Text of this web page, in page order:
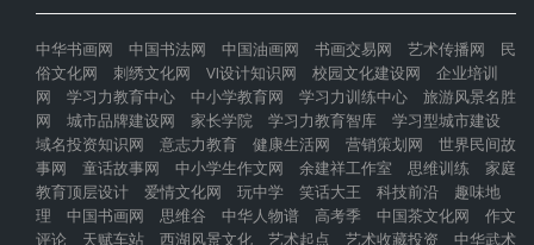
中华书画网 中国书法网 中国油画网 书画交易网 艺术传播网
民
俗文化网
刺绣文化网 VI设计知识网 校园文化建设网
企业培训
网
学习力教育中心 中小学教育网 学习力训练中心
旅游风景名胜
网
城市品牌建设网 家长学院 学习力教育智库
学习型城市建设
域名投资知识网
意志力教育 健康生活网 营销策划网
世界民间故
事网
童话故事网 中小学生作文网 余建祥工作室 思维训练
家庭
教育顶层设计
爱情文化网 玩中学 笑话大王 科技前沿
趣味地
理
中国书画网 思维谷 中华人物谱 高考季 中国茶文化网
作文
评论
天赋车站 西湖风景文化 艺术起点 艺术收藏投资 中华武术